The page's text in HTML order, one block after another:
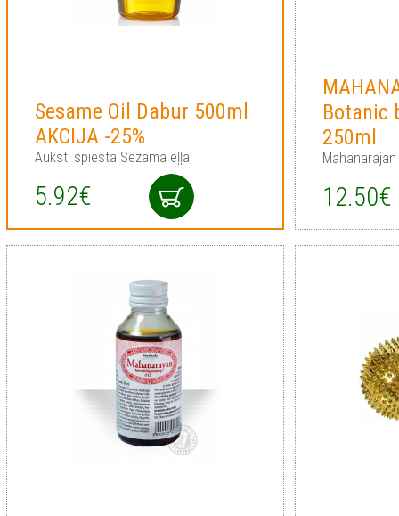
Sesame Oil Dabur 500ml
AKCIJA -25%
Auksti spiesta Sezama eļļa
5.92€
Botanic
250ml
12.50€